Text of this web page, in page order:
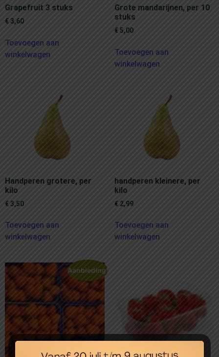
Grapefruit 3 stuks
€ 3,60
Toevoegen aan
winkelwagen
Grote mandarijnen, per 10
stuks
€ 5,00
Toevoegen aan
winkelwagen
Handperen grotere, per
kilo
€ 3,50
Toevoegen aan
winkelwagen
handperen kleinere, per
kilo
€ 2,99
Toevoegen aan
winkelwagen
Aanbieding!